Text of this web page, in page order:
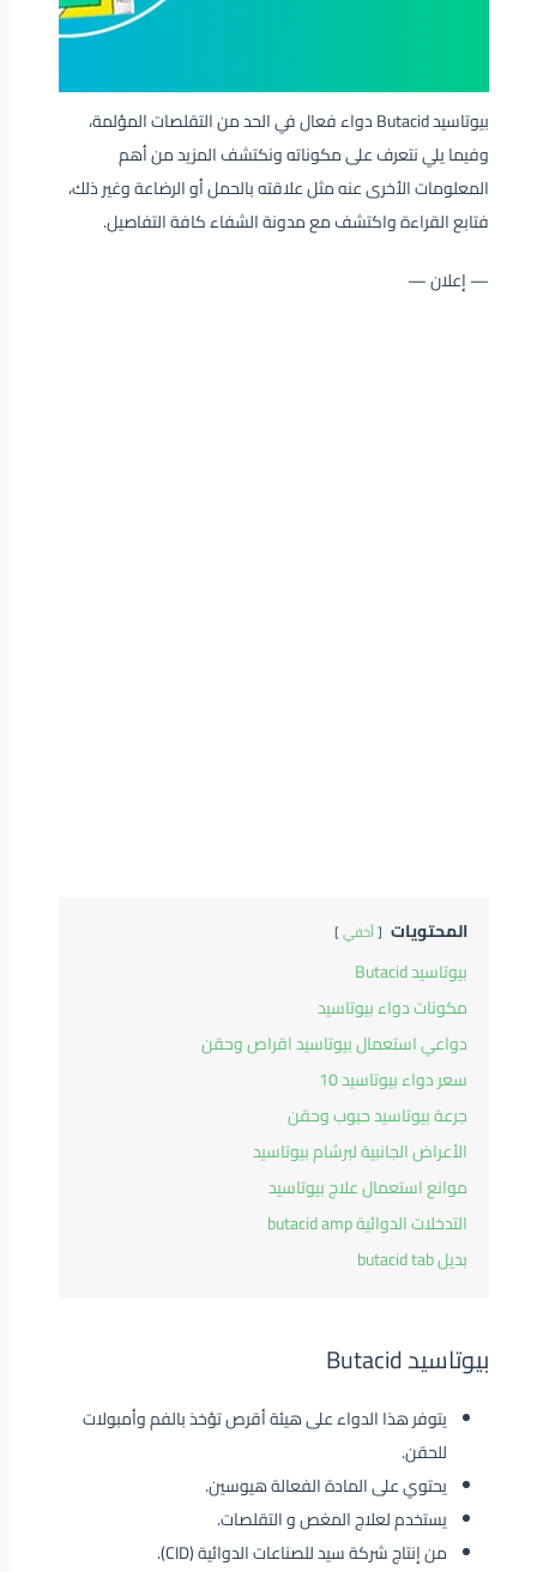
بيوتاسيد Butacid دواء فعال في الحد من التقلصات المؤلمة،
وفيما يلي نتعرف على مكوناته ونكتشف المزيد من أهم
المعلومات الأخرى عنه مثل علاقته بالحمل أو الرضاعة وغير ذلك،
فتابع القراءة واكتشف مع مدونة الشفاء كافة التفاصيل.
— إعلان —
المحتويات أخفي
بيوتاسيد Butacid
مكونات دواء بيوتاسيد
دواعي استعمال بيوتاسيد اقراص وحقن
سعر دواء بيوتاسيد 10
جرعة بيوتاسيد حبوب وحقن
الأعراض الجانبية لبرشام بيوتاسيد
موانع استعمال علاج بيوتاسيد
التدخلات الدوائية butacid amp
بديل butacid tab
بيوتاسيد Butacid
يتوفر هذا الدواء على هيئة أقرص تؤخذ بالفم وأمبولات
للحقن.
يحتوي على المادة الفعالة هيوسين.
يستخدم لعلاج المغص و التقلصات.
من إنتاج شركة سيد للصناعات الدوائية (CID).